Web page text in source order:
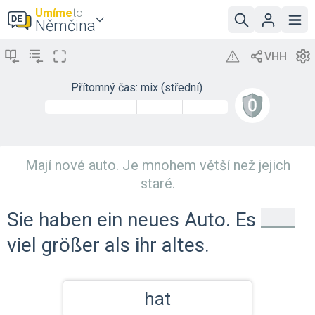
Umímeto
Němčina
Přítomný čas: mix (střední)
Mají nové auto. Je mnohem větší než jejich
staré.
Sie haben ein neues Auto. Es
viel größer als ihr altes.
hat